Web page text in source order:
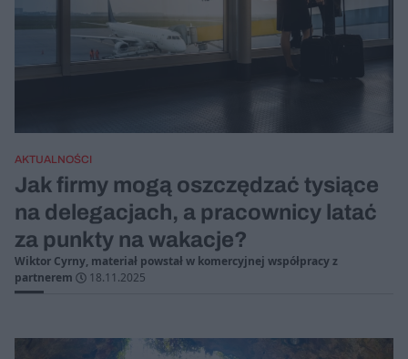
AKTUALNOŚCI
Jak firmy mogą oszczędzać tysiące
na delegacjach, a pracownicy latać
za punkty na wakacje?
Wiktor Cyrny, materiał powstał w komercyjnej współpracy z
partnerem
18.11.2025